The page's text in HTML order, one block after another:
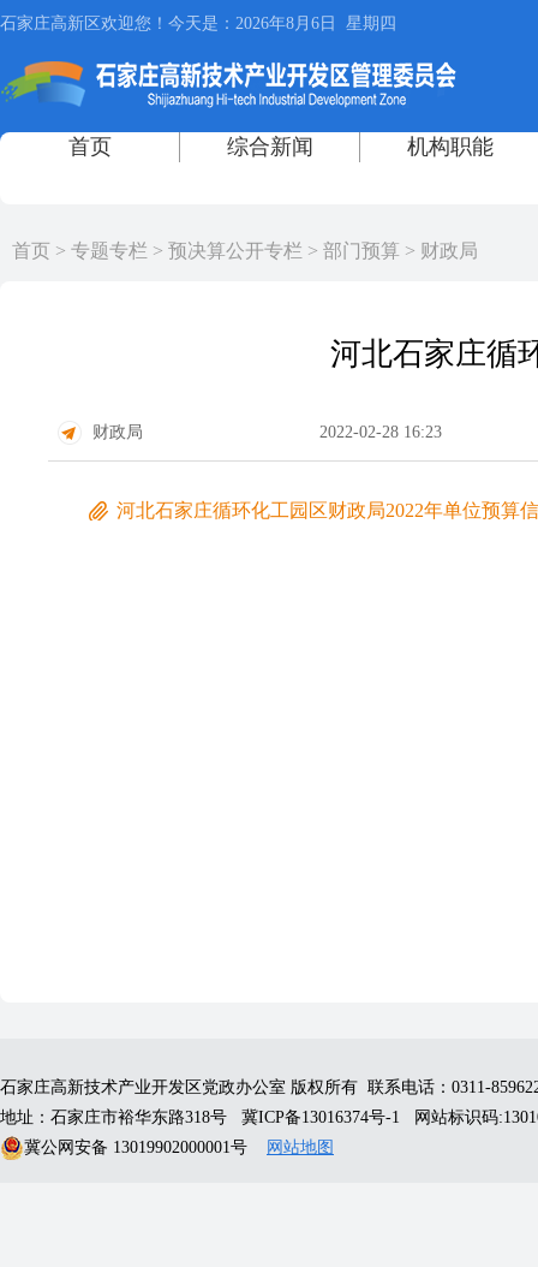
首页 > 专题专栏 > 预决算公开专栏 > 部门预算 > 财政局
河北石家庄循
财政局 2022-02-28 16:23
河北石家庄循环化工园区财政局2022年单位预算